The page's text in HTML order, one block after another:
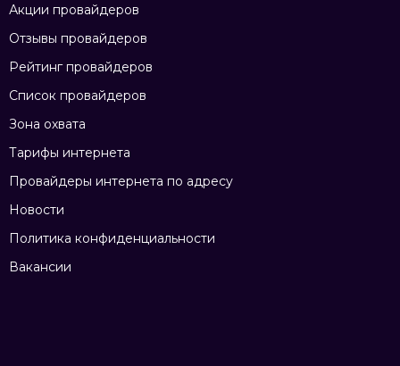
Акции провайдеров
Отзывы провайдеров
Рейтинг провайдеров
Список провайдеров
Зона охвата
Тарифы интернета
Провайдеры интернета по адресу
Новости
Политика конфиденциальности
Вакансии